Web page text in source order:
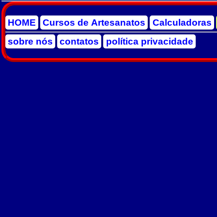
HOME Cursos de Artesanatos Calculadoras
sobre nós
contatos política privacidade